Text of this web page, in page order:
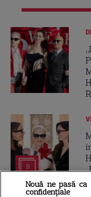
9
Nouă ne pasă ca
confidențiale